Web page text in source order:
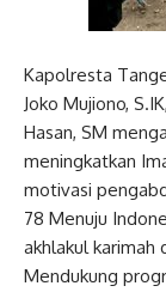
Kapolresta
Joko Mujiono,
Hasan, SM
meningkatkan
motivasi
78 Menuju
akhlakul karimah
Mendukung